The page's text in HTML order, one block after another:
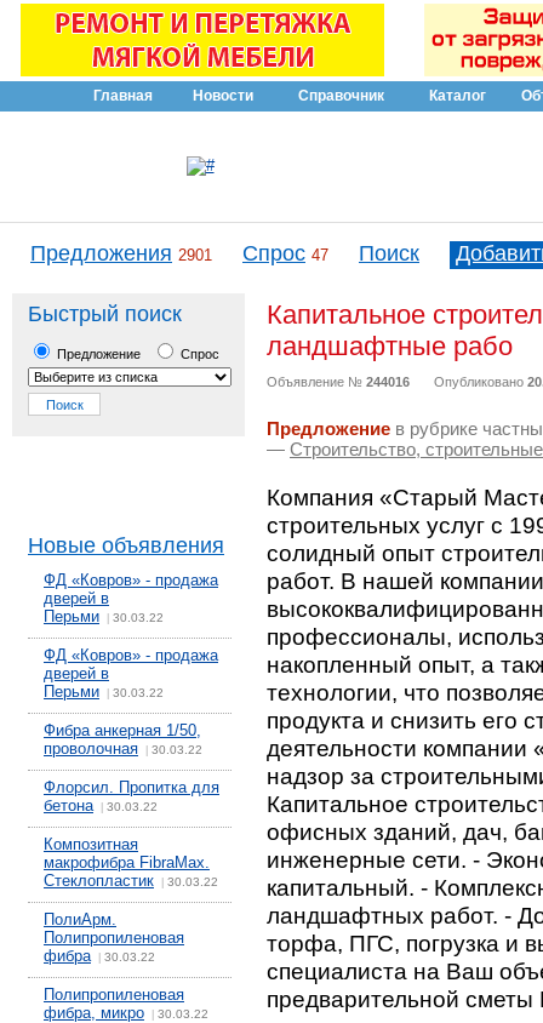
Главная Новости Справочник Каталог
Предложения 2901 Спрос 47 Поиск
Быстрый поиск
Предложение Спрос
Новые объявления
ФД «Ковров» - продажа
дверей в
Перьми
30.03.22
ФД «Ковров» - продажа
дверей в
Перьми
30.03.22
Фибра анкерная 1/50,
проволочная
30.03.22
Флорсил. Пропитка для
бетона| 30.03.22
Композитная
макрофибра FibraMax.
Стеклопластик
30.03.22
ПолиАрм.
Полипропиленовая
фибра| 30.03.22
Полипропиленовая
фибра, микро
30.03.22
Капитальное
ландшафтные рабо
Объявление № 244016 Опубликовано
Предложение в рубрике
— Строительство,
Компания «Старый
строительных услуг с
солидный опыт
работ. В нашей
профессионалы,
накопленный опыт, а
технологии, что
продукта и снизить его
деятельности
надзор за
Капитальное
офисных зданий, дач,
инженерные сети. -
капитальный. -
ландшафтных работ. -
торфа, ПГС, погрузка и
специалиста на Ваш
предварительной